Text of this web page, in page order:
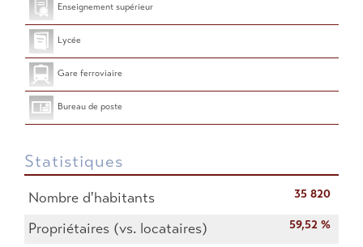
Enseignement supérieur
Lycée
Gare ferroviaire
Bureau de poste
Statistiques
Nombre d'habitants 35 820
Propriétaires (vs. locataires) 59,52 %